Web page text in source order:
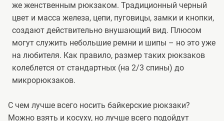
же женственным рюкзаком. Традиционный черный
цвет и масса железа, цепи, пуговицы, замки и кнопки,
создают действительно внушающий вид. Плюсом
могут служить небольшие ремни и шипы – но это уже
на любителя. Как правило, размер таких рюкзаков
колеблется от стандартных (на 2/3 спины) до
микрорюкзаков.
С чем лучше всего носить байкерские рюкзаки?
Можно взять и косуху, но лучше всего подойдут